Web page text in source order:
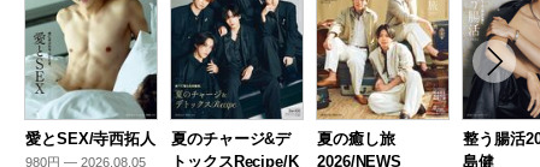
愛とSEX/寺西拓人
980円 — 2026.08.05
夏のチャージ&デ
トックスRecipe/K
夏の癒し旅
2026/NEWS
整う腸活
島健